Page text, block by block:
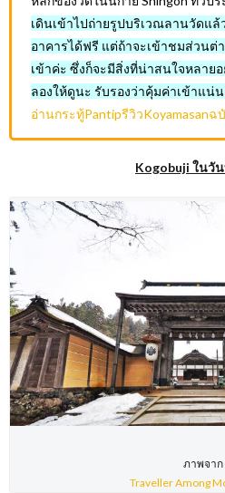
เดินเข้าไปถ่ายรูปบริเวณลานวัดแ
อาคารได้ฟรี แต่ถ้าจะเข้าชมส่วนต่
เข้าค่ะ ซึ่งก็จะมีสิ่งที่น่าสนใจหลาย
ลองให้ดูนะ รับรองว่าคุ้มค่าเข้าแน่
อ่านกระทู้PantipรีวิวKoyamasan
Kogobuji ในวั
ภาพจาก
Traveller Among